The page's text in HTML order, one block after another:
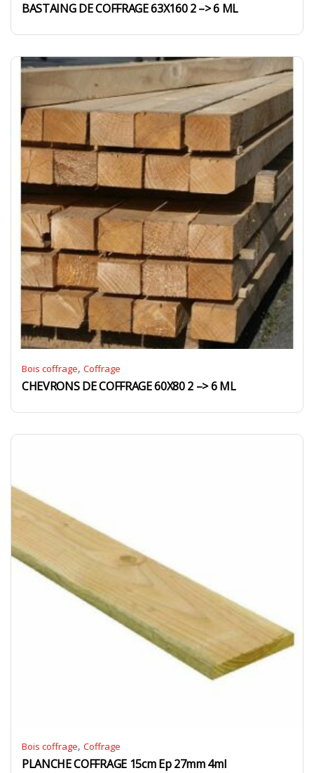
BASTAING DE COFFRAGE 63X160 2 –> 6 ML
Bois coffrage, Coffrage
CHEVRONS DE COFFRAGE 60X80 2 –> 6 ML
Bois coffrage, Coffrage
PLANCHE COFFRAGE 15cm Ep 27mm 4ml